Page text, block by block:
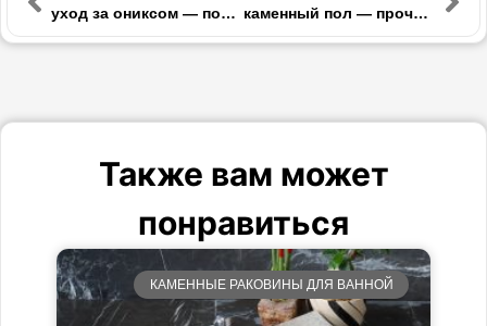
уход за ониксом — полная очистка и герметизация камня
каменный пол — прочное и красивое покрытие из натурального камня для интерьера
Также вам может
понравиться
КАМЕННЫЕ РАКОВИНЫ ДЛЯ ВАННОЙ